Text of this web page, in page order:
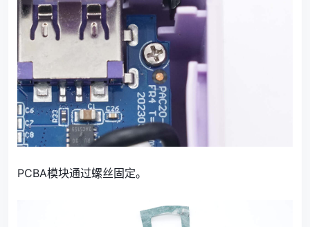
PCBA模块通过螺丝固定。